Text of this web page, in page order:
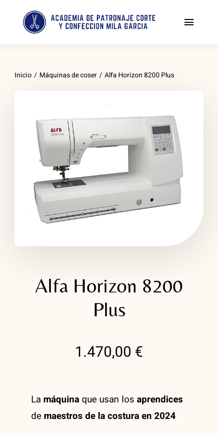
Toggle
Indumentaria Valenciana
Clases de patchwork
Costura creativa
Plisado Textil
Masterclass Sastrería Moderna Shingo Sato
Masterclass Pantalón Perfecto
Taller Moulage Técnico
Alquiler del taller
Inicio / Máquinas de coser / Alfa Horizon 8200 Plus
Alfa Horizon 8200
Plus
1.470,00 €
La máquinaque usan los aprendices
de maestros de la costura en 2024